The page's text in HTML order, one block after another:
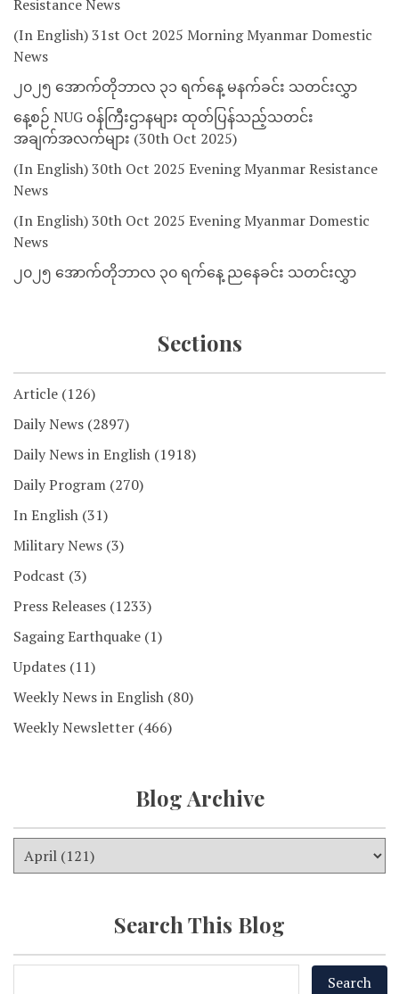
Resistance News
(In English) 31st Oct 2025 Morning Myanmar Domestic
News
၂၀၂၅ အောက်တိုဘာလ ၃၁ ရက်နေ့ မနက်ခင်း သတင်းလွှာ
နေ့စဉ် NUG ဝန်ကြီးဌာနများ ထုတ်ပြန်သည့်သတင်း
အချက်အလက်များ (30th Oct 2025)
(In English) 30th Oct 2025 Evening Myanmar Resistance
News
(In English) 30th Oct 2025 Evening Myanmar Domestic
News
၂၀၂၅ အောက်တိုဘာလ ၃၀ ရက်နေ့ ညနေခင်း သတင်းလွှာ
Sections
Article (126)
Daily News (2897)
Daily News in English (1918)
Daily Program (270)
In English (31)
Military News (3)
Podcast (3)
Press Releases (1233)
Sagaing Earthquake (1)
Updates (11)
Weekly News in English (80)
Weekly Newsletter (466)
Blog Archive
Search This Blog